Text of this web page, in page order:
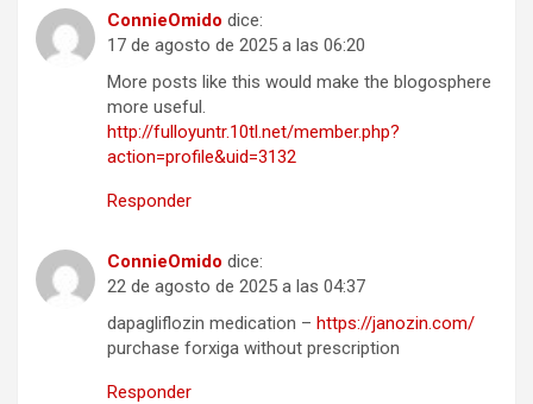
ConnieOmido dice:
17 de agosto de 2025 a las 06:20
More posts like this would make the blogosphere
more useful.
http://fulloyuntr.10tl.net/member.php?
action=profile&uid=3132
Responder
ConnieOmido dice:
22 de agosto de 2025 a las 04:37
dapagliflozin medication – https://janozin.com/
purchase forxiga without prescription
Responder